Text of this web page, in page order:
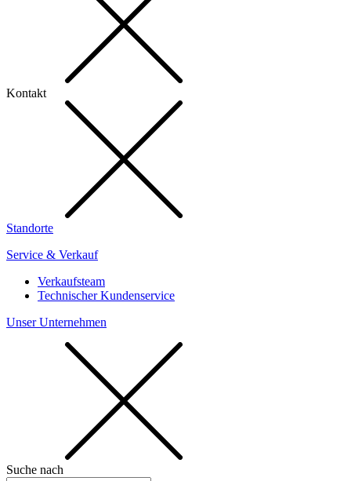
Kontakt
Standorte
Service & Verkauf
Verkaufsteam
Technischer Kundenservice
Unser Unternehmen
Suche nach